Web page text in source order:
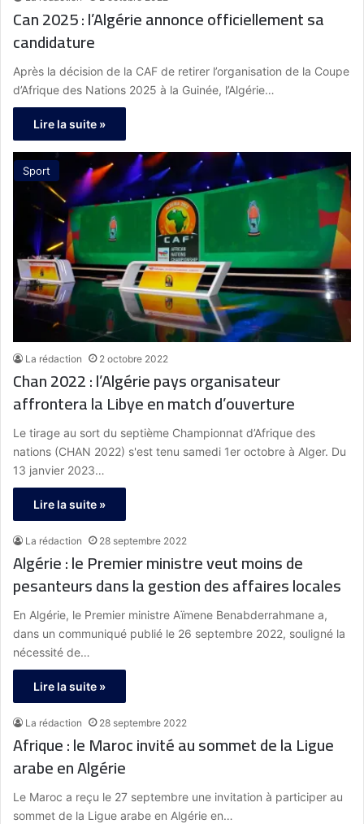
Can 2025 : l’Algérie annonce officiellement sa
candidature
Après la décision de la CAF de retirer l’organisation de la Coupe
d’Afrique des Nations 2025 à la Guinée, l’Algérie…
Lire la suite »
Sport
La rédaction 2 octobre 2022
Chan 2022 : l’Algérie pays organisateur
affrontera la Libye en match d’ouverture
Le tirage au sort du septième Championnat d’Afrique des
nations (CHAN 2022) s'est tenu samedi 1er octobre à Alger. Du
13 janvier 2023…
Lire la suite »
La rédaction 28 septembre 2022
Algérie : le Premier ministre veut moins de
pesanteurs dans la gestion des affaires locales
En Algérie, le Premier ministre Aïmene Benabderrahmane a,
dans un communiqué publié le 26 septembre 2022, souligné la
nécessité de…
Lire la suite »
La rédaction 28 septembre 2022
Afrique : le Maroc invité au sommet de la Ligue
arabe en Algérie
Le Maroc a reçu le 27 septembre une invitation à participer au
sommet de la Ligue arabe en Algérie en…